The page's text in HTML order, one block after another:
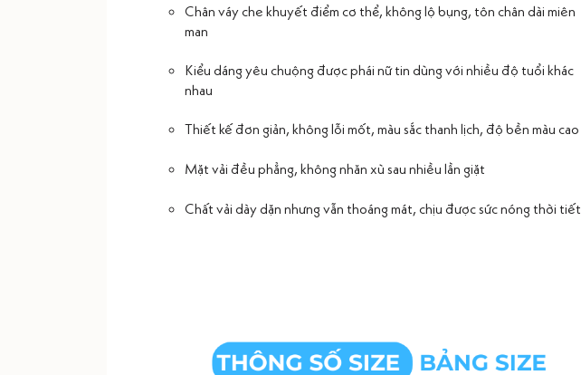
Chân váy che khuyết điểm cơ thể, không lộ bụng, tôn chân dài miên
man
Kiểu dáng yêu chuộng được phái nữ tin dùng với nhiều độ tuổi khác
nhau
Thiết kế đơn giản, không lỗi mốt, màu sắc thanh lịch, độ bền màu cao
Mặt vải đều phẳng, không nhăn xù sau nhiều lần giặt
Chất vải dày dặn nhưng vẫn thoáng mát, chịu được sức nóng thời tiết